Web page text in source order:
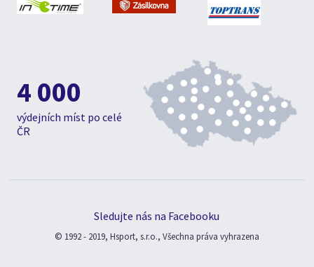
4 000
výdejních míst po celé
ČR
Sledujte nás na Facebooku
© 1992 - 2019, Hsport, s.r.o., Všechna práva vyhrazena